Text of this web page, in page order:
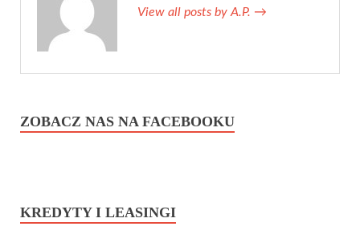
View all posts by A.P. →
ZOBACZ NAS NA FACEBOOKU
KREDYTY I LEASINGI